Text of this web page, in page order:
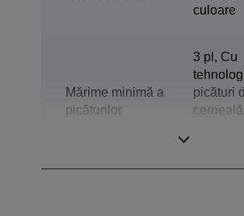
culoare
Mărime minimă a
picăturilor
3 pl, Cu
picături